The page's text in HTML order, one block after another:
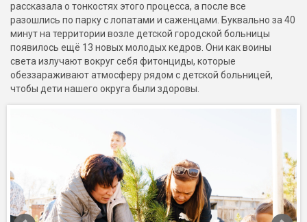
рассказала о тонкостях этого процесса, а после все
разошлись по парку с лопатами и саженцами. Буквально за 40
минут на территории возле детской городской больницы
появилось ещё 13 новых молодых кедров. Они как воины
света излучают вокруг себя фитонциды, которые
обеззараживают атмосферу рядом с детской больницей,
чтобы дети нашего округа были здоровы.